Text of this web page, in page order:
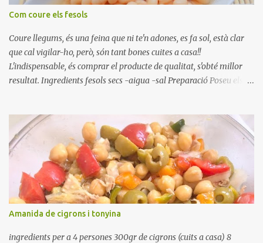
Com coure els fesols
Coure llegums, és una feina que ni te'n adones, es fa sol, està clar
que cal vigilar-ho, però, són tant bones cuites a casa!!
L'indispensable, és comprar el producte de qualitat, s'obté millor
resultat. Ingredients fesols secs -aigua -sal Preparació Poseu els
quan arrenca el bull, canvieu l'aigua bullint, per aigua freda,
repetiu dues o tres vegades, abaixeu el foc i atureu la ebullició, dues
o tres vegades afegint aigua freda, han de coure a foc baix, quasi
be, sense bullir i sempre sempre, amb l'olla tapada, entre 1 hora i 1
hora i mitja. Saleu 10 minuts abans de retirar del foc. Heu de veure
vosaltres el moment en que ja estan cuites. Anotacions Deixeu
refredar en la mateixa olla. El caldo de coure els fesols, es pot
utilitzar per una crema o sopa. Ingredientes judias -agua -sal
Preparación Ponga las judías a r...
Amanida de cigrons i tonyina
ingredients per a 4 persones 300gr de cigrons (cuits a casa) 8